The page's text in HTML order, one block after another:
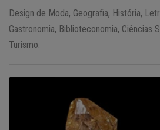
Design de Moda, Geografia, História,
Gastronomia, Biblioteconomia, Ciências
Turismo.